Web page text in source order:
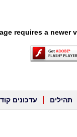
requires a newer
תהילים עדכונים